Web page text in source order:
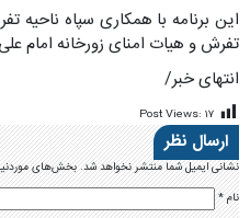
این برنامه با همکاری سپاه
تفرش و هیات امنای زورخانه امام
انتهای خبر/
Post Views: ۱۷
ارسال نظر
نشانی ایمیل شما منتشر نخواهد شد.بخش‌های
نام*